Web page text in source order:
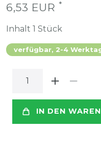
6,53 EUR *
Inhalt 1 Stück
verfügbar, 2-4
IN DEN